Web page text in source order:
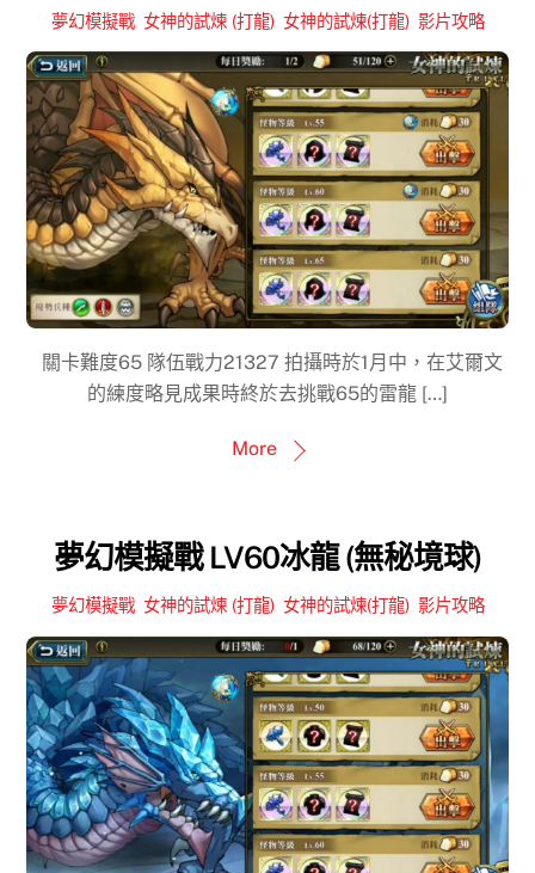
夢幻模擬戰, 女神的試煉 (打龍), 女神的試煉(打龍), 影片攻略
關卡難度65 隊伍戰力21327 拍攝時於1月中，在艾爾文
的練度略見成果時終於去挑戰65的雷龍 […]
More
夢幻模擬戰 LV60冰龍 (無秘境球)
夢幻模擬戰, 女神的試煉 (打龍), 女神的試煉(打龍), 影片攻略